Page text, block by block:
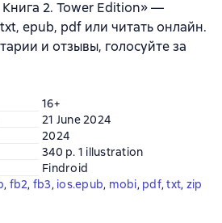
2. Tower Edition» —
epub, pdf или читать онлайн.
и отзывы, голосуйте за
16+
21 June 2024
2024
340 p. 1 illustration
Findroid
, fb2, fb3, ios.epub, mobi, pdf, txt, zip